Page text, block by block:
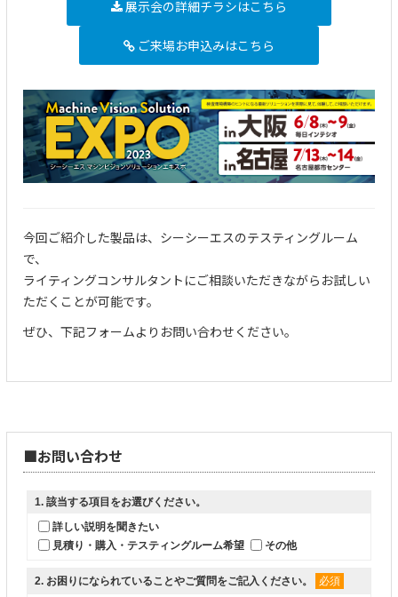
展示会の詳細チラシはこちら
ご来場お申込みはこちら
今回ご紹介した製品は、シーシーエスのテスティングルーム
で、
ライティングコンサルタントにご相談いただきながらお試しい
ただくことが可能です。
ぜひ、下記フォームよりお問い合わせください。
■お問い合わせ
1. 該当する項目をお選びください。
詳しい説明を聞きたい
見積り・購入・テスティングルーム希望
その他
2. お困りになられていることやご質問をご記入ください。 必須